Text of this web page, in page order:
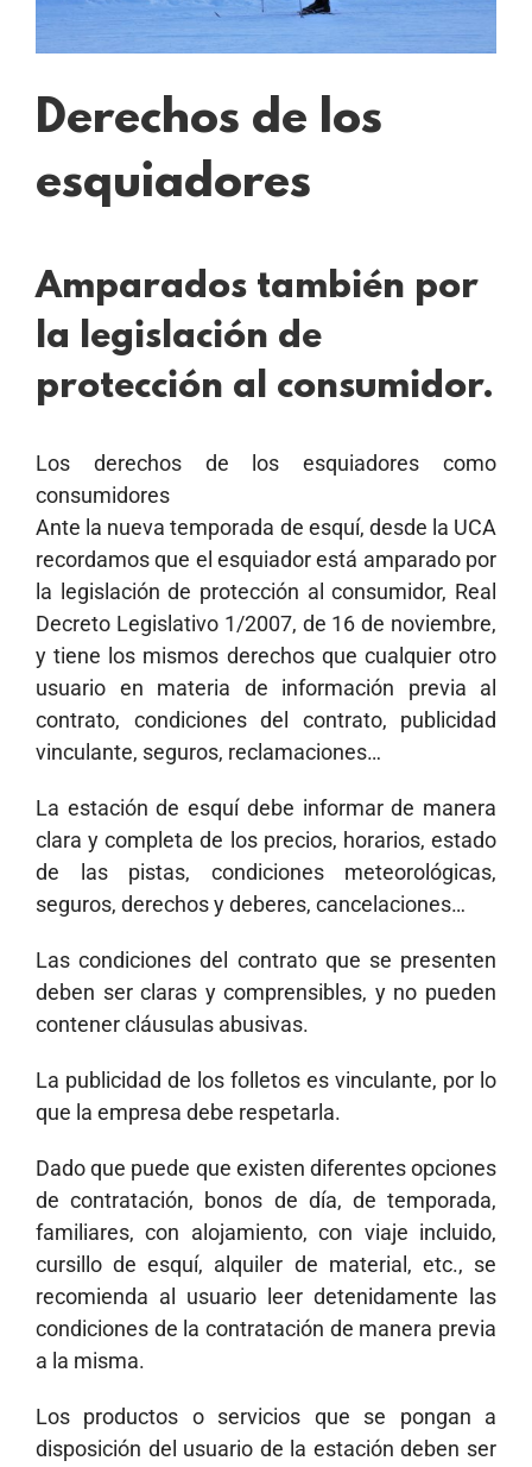
Derechos de los
esquiadores
Amparados también por
la legislación de
protección al consumidor.
Los derechos de los esquiadores como
consumidores
Ante la nueva temporada de esquí, desde la UCA
recordamos que el esquiador está amparado por
la legislación de protección al consumidor, Real
Decreto Legislativo 1/2007, de 16 de noviembre,
y tiene los mismos derechos que cualquier otro
usuario en materia de información previa al
contrato, condiciones del contrato, publicidad
vinculante, seguros, reclamaciones…
La estación de esquí debe informar de manera
clara y completa de los precios, horarios, estado
de las pistas, condiciones meteorológicas,
seguros, derechos y deberes, cancelaciones…
Las condiciones del contrato que se presenten
deben ser claras y comprensibles, y no pueden
contener cláusulas abusivas.
La publicidad de los folletos es vinculante, por lo
que la empresa debe respetarla.
Dado que puede que existen diferentes opciones
de contratación, bonos de día, de temporada,
familiares, con alojamiento, con viaje incluido,
cursillo de esquí, alquiler de material, etc., se
recomienda al usuario leer detenidamente las
condiciones de la contratación de manera previa
a la misma.
Los productos o servicios que se pongan a
disposición del usuario de la estación deben ser